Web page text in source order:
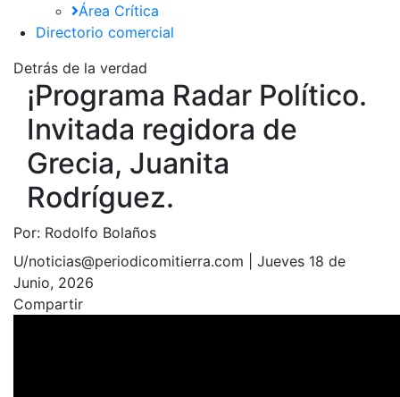
Área Crítica
Directorio comercial
Detrás de la verdad
¡Programa Radar Político.
Invitada regidora de
Grecia, Juanita
Rodríguez.
Por: Rodolfo Bolaños
U/noticias@periodicomitierra.com | Jueves 18 de
Junio, 2026
Compartir